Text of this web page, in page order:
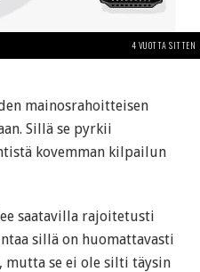
4 VUOTTA SITTEN
mainosrahoitteisen
Sillä se pyrkii
kovemman kilpailun
saatavilla rajoitetusti
sillä on huomattavasti
mutta se ei ole silti täysin